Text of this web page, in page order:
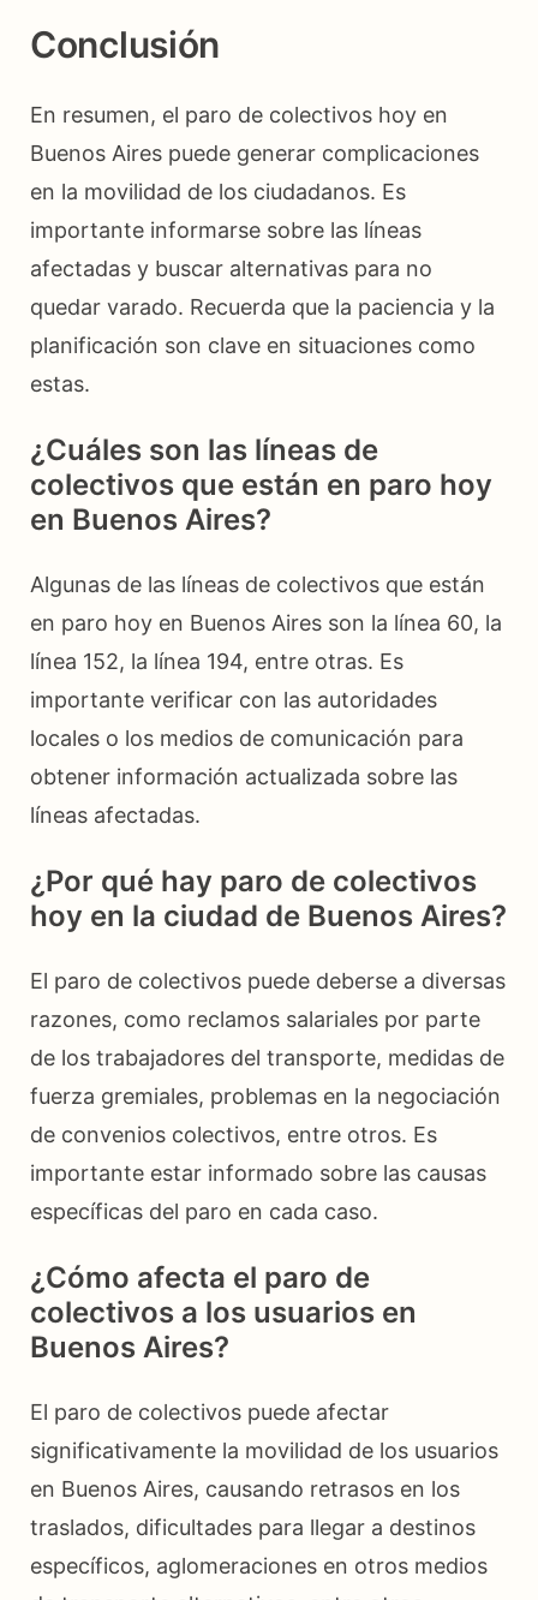
Conclusión
En resumen, el paro de colectivos hoy en
Buenos Aires puede generar complicaciones
en la movilidad de los ciudadanos. Es
importante informarse sobre las líneas
afectadas y buscar alternativas para no
quedar varado. Recuerda que la paciencia y la
planificación son clave en situaciones como
estas.
¿Cuáles son las líneas de
colectivos que están en paro hoy
en Buenos Aires?
Algunas de las líneas de colectivos que están
en paro hoy en Buenos Aires son la línea 60, la
línea 152, la línea 194, entre otras. Es
importante verificar con las autoridades
locales o los medios de comunicación para
obtener información actualizada sobre las
líneas afectadas.
¿Por qué hay paro de colectivos
hoy en la ciudad de Buenos Aires?
El paro de colectivos puede deberse a diversas
razones, como reclamos salariales por parte
de los trabajadores del transporte, medidas de
fuerza gremiales, problemas en la negociación
de convenios colectivos, entre otros. Es
importante estar informado sobre las causas
específicas del paro en cada caso.
¿Cómo afecta el paro de
colectivos a los usuarios en
Buenos Aires?
El paro de colectivos puede afectar
significativamente la movilidad de los usuarios
en Buenos Aires, causando retrasos en los
traslados, dificultades para llegar a destinos
específicos, aglomeraciones en otros medios